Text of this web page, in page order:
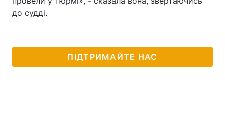
до судді.
ПІДТРИМАЙТЕ НАС